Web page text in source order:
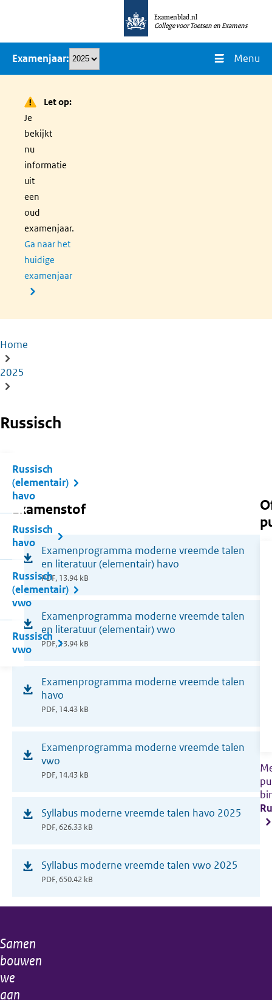
naar
inhoud
Examenblad.nl
College voor Toetsen en Examens
Examenjaar Menu
Let op:
Je
bekijkt
nu
informatie
uit
een
oud
examenjaar.
Ga naar het
huidige
examenjaar
Kruimelpad
Home
2025
Russisch
Russisch
(elementair)
havo
Russisch
havo
Russisch
(elementair)
vwo
Russisch
vwo
Examenstof
Examenprogramma moderne vreemde talen
en literatuur (elementair) havo
PDF, 13.94 kB
(opent
in
nieuw
venster)
Examenprogramma moderne vreemde talen
en literatuur (elementair) vwo
PDF, 13.94 kB
(opent
nieuw
Examenprogramma moderne vreemde talen
havo
PDF, 14.43 kB
Examenprogramma moderne vreemde talen
vwo
PDF, 14.43 kB
Syllabus moderne vreemde talen havo 2025
PDF, 626.33 kB
Syllabus moderne vreemde talen vwo 2025
PDF, 650.42 kB
venster)
Algemene
informatie
Samen
bouwen
we
aan